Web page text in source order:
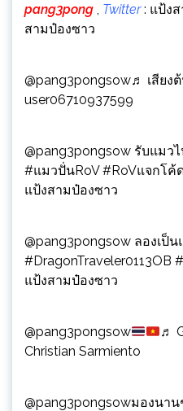
pang3pong , Twitter: แป้งส
สามป๋องซาว
@pang3pongsow♬ เสียง
user06710937599
@pang3pongsow รับแมวไ
#แมวปั่นRoV #RoVแจกโค้
แป้งสามป๋องซาว
@pang3pongsow ลองเป็น
#DragonTraveler0113OB
แป้งสามป๋องซาว
@pang3pongsow
♬
Christian Sarmiento
@pang3pongsowมองนาน